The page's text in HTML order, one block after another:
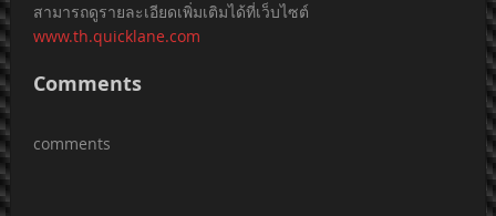
สามารถดูรายละเอียดเพิ่มเติมได้ที่เว็บไซต์
www.th.quicklane.com
Comments
comments